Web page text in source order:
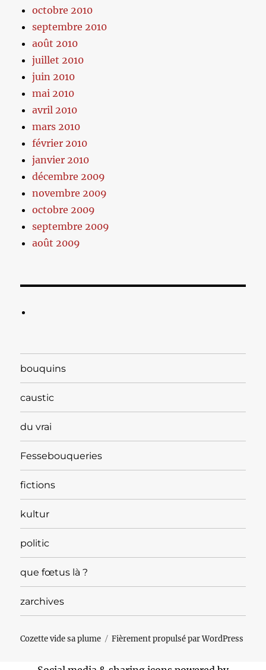
octobre 2010
septembre 2010
août 2010
juillet 2010
juin 2010
mai 2010
avril 2010
mars 2010
février 2010
janvier 2010
décembre 2009
novembre 2009
octobre 2009
septembre 2009
août 2009
bouquins
caustic
du vrai
Fessebouqueries
fictions
kultur
politic
que fœtus là ?
zarchives
Cozette vide sa plume Fièrement propulsé par WordPress